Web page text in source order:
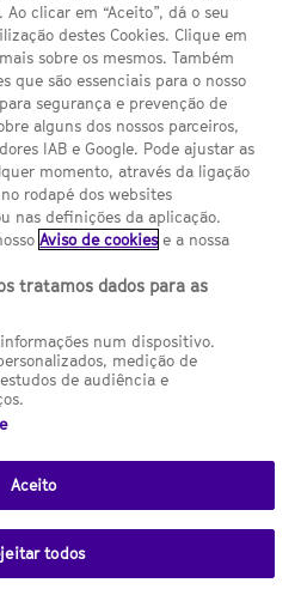
España S.L.U. is wholly owned
BV
S.L.U. Paseo de la Castellana,
28046 Madrid B-82227893
jurisdiction and regulated
SYFY España SYFY France
SYFY
SYFY USA
clicar em “Aceito”, dá o seu
destes Cookies. Clique em
sobre os mesmos. Também
que são essenciais para o nosso
segurança e prevenção de
alguns dos nossos parceiros,
IAB e Google. Pode ajustar as
momento, através da ligação
rodapé dos websites
nas definições da aplicação.
Aviso de cookies e a nossa
tratamos dados para as
num dispositivo.
medição de
de audiência e
Aceito
todos